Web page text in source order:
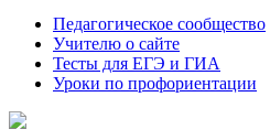
Педагогическое сообщество
Учителю о сайте
Тесты для ЕГЭ и ГИА
Уроки по профориентации